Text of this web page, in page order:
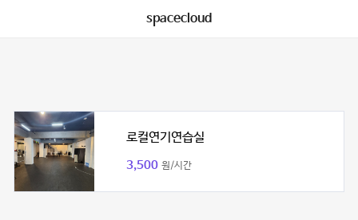
spacecloud
로컬연기연습실
3,500 원/시간